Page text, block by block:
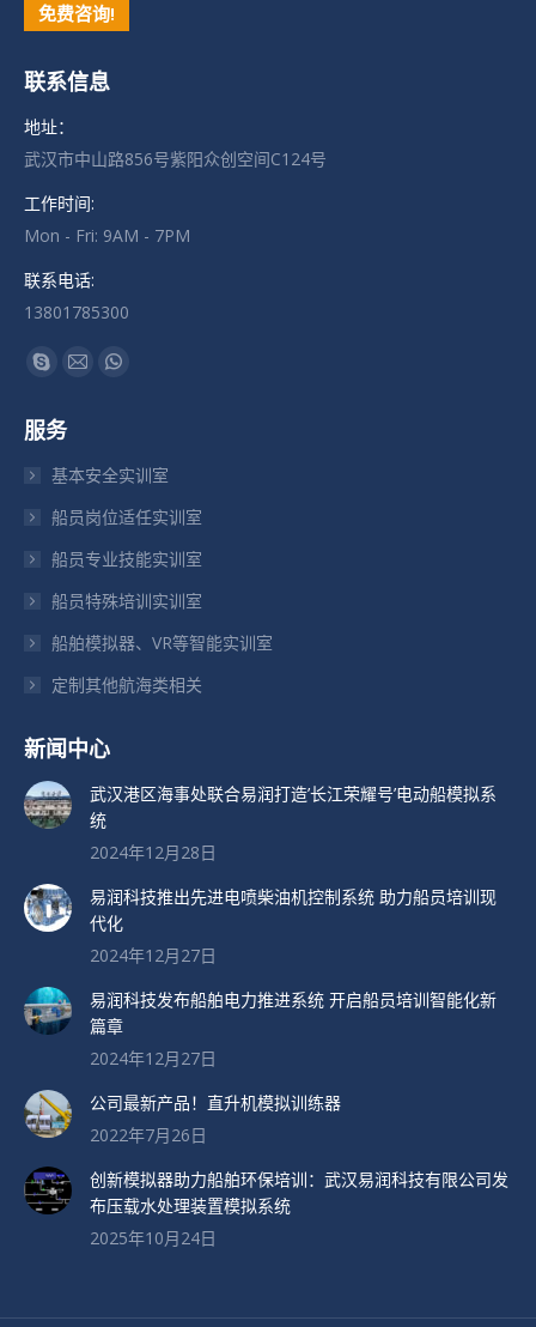
免费咨询!
联系信息
地址：
武汉市中山路856号紫阳众创空间C124号
工作时间:
Mon - Fri: 9AM - 7PM
联系电话:
13801785300
找到我们：
Skype
在
新
口
中
打
Mail
新
口
中
打
Whatsapp
新
口
中
打
服务
基本安全实训室
船员岗位适任实训室
船员专业技能实训室
船员特殊培训实训室
船舶模拟器、VR等智能实训室
定制其他航海类相关
新闻中心
武汉港区海事处联合易润打造’长江荣耀号’电动船模拟系
统
2024年12月28日
易润科技推出先进电喷柴油机控制系统 助力船员培训现
代化
2024年12月27日
易润科技发布船舶电力推进系统 开启船员培训智能化新
篇章
2024年12月27日
公司最新产品！直升机模拟训练器
2022年7月26日
创新模拟器助力船舶环保培训：武汉易润科技有限公司发
布压载水处理装置模拟系统
2025年10月24日